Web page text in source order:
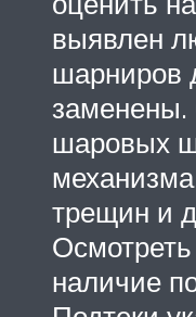
выявлен
шарниров
заменены.
шаровых
трещин и
наличие